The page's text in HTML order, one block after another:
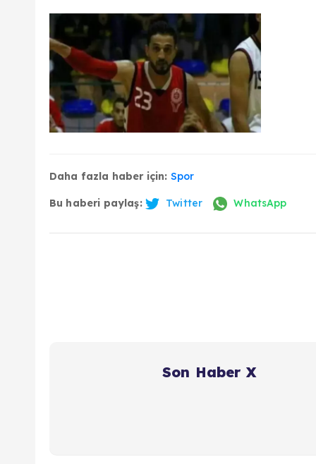
Daha fazla haber için: Spor
Bu haberi paylaş: Twitter WhatsApp
Son Haber X